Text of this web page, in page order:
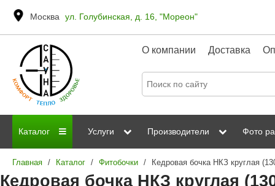
Москва ул. Голубинская, д. 16, "Мореон"
О компании Доставка
Каталог
Дровяные печи
Услуги Производители Фото
Главная / Каталог / Фитобочки /
Кедровая бочка НКЗ круглая